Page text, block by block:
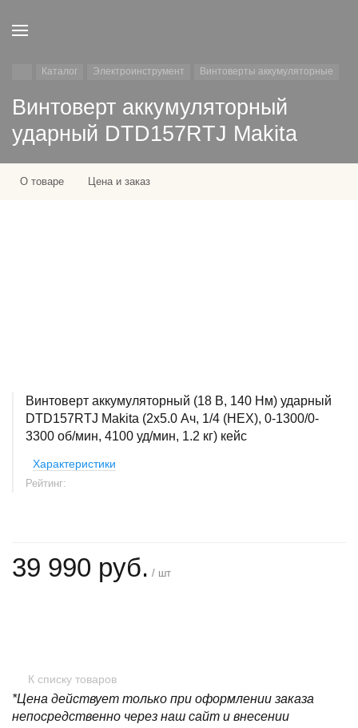
Каталог Электроинструмент Винтоверты аккумуляторные
Винтоверт аккумуляторный
ударный DTD157RTJ Makita
О товаре Цена и заказ
Винтоверт аккумуляторный (18 В, 140 Нм) ударный
DTD157RTJ Makita (2x5.0 Ач, 1/4 (HEX), 0-1300/0-
3300 об/мин, 4100 уд/мин, 1.2 кг) кейс
Характеристики
Рейтинг:
39 990 руб. / шт
К списку товаров
*Цена действует только при оформлении заказа
непосредственно через наш сайт и внесении